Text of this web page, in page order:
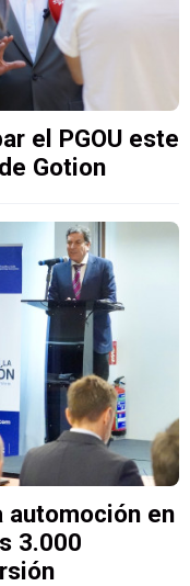
el PGOU este
Gotion
automoción en
3.000